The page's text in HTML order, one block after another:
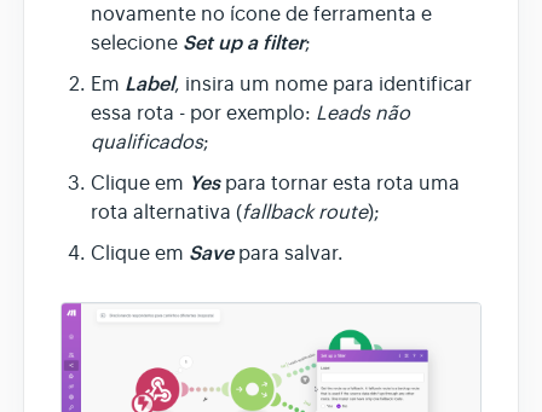
novamente no ícone de ferramenta e
selecione Set up a filter;
Em Label, insira um nome para identificar
essa rota - por exemplo: Leads não
qualificados;
Clique em Yespara tornar esta rota uma
rota alternativa (fallback route);
Clique em Savepara salvar.